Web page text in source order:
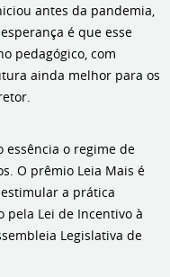
antes da pandemia,
é que esse
pedagógico, com
ainda melhor para os
essência o regime de
O prêmio Leia Mais é
a prática
pela Lei de Incentivo à
Legislativa de